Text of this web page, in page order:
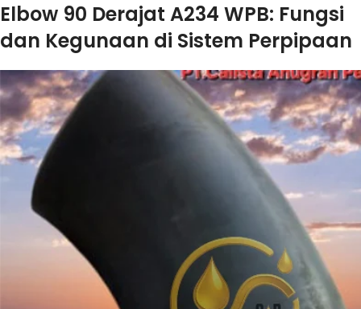
Elbow 90 Derajat A234 WPB: Fungsi
dan Kegunaan di Sistem Perpipaan